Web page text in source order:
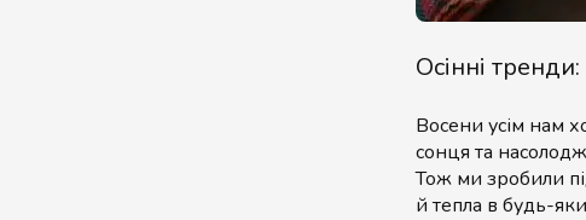
Осінні
Восени усім нам
сонця та
Тож ми зробили
й тепла в будь-